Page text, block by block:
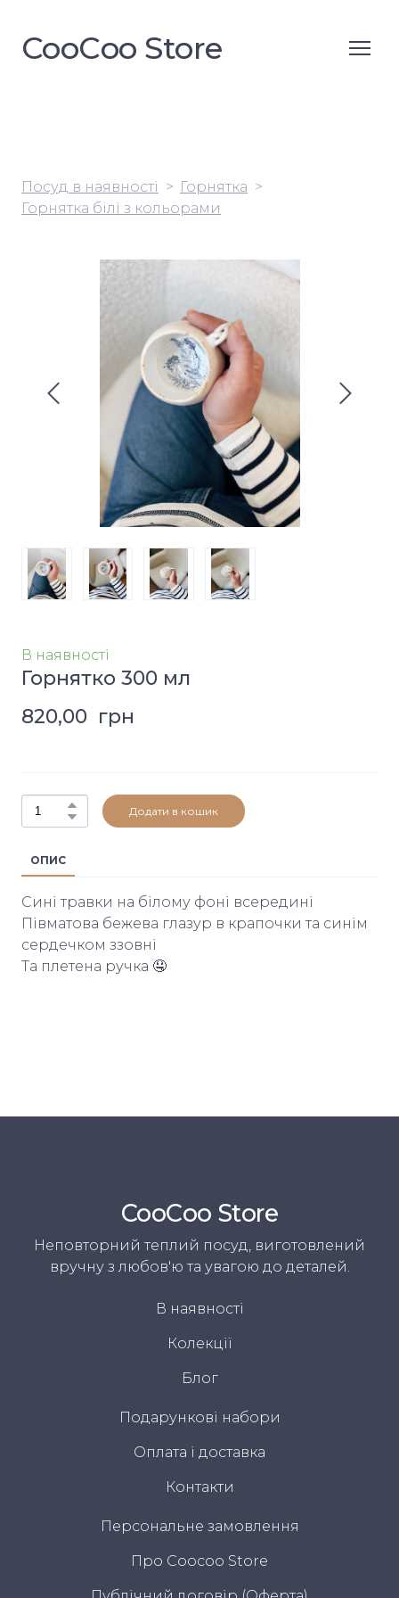
CooСoo Store
Посуд в наявності
Горнятка
Горнятка білі з кольорами
В наявності
Горнятко 300 мл
820,00  грн
Додати в кошик
ОПИС
Сині травки на білому фоні всередині
Півматова бежева глазур в крапочки та синім
сердечком ззовні
Та плетена ручка 🤤
CooСoo Store
Неповторний теплий посуд, виготовлений
вручну з любов'ю та увагою до деталей.
В наявності
Колекції
Блог
Подарункові набори
Оплата і доставка
Контакти
Персональне замовлення
Про Coocoo Store